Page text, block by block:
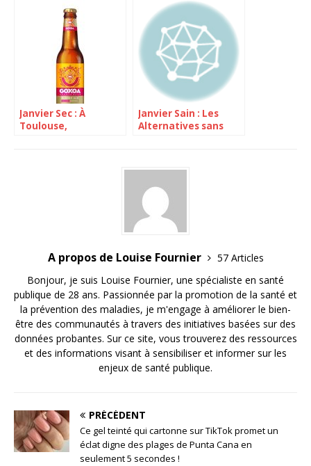
en sucre !
tendance de
consommation
émergente ?
Janvier Sec : À
Toulouse,
Janvier Sain : Les
Alternatives sans
A propos de Louise Fournier
57 Articles
Bonjour, je suis Louise Fournier, une spécialiste en santé
publique de 28 ans. Passionnée par la promotion de la santé et
la prévention des maladies, je m'engage à améliorer le bien-
être des communautés à travers des initiatives basées sur des
données probantes. Sur ce site, vous trouverez des ressources
et des informations visant à sensibiliser et informer sur les
enjeux de santé publique.
PRÉCÉDENT
Ce gel teinté qui cartonne sur TikTok promet un
éclat digne des plages de Punta Cana en
seulement 5 secondes !